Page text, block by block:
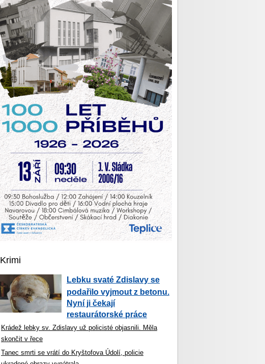
Krimi
Lebku svaté Zdislavy se
podařilo vyjmout z betonu.
Nyní ji čekají
restaurátorské práce
Krádež lebky sv. Zdislavy už policisté objasnili. Měla
skončit v řece
Tanec smrti se vrátí do Kryštofova Údolí, policie